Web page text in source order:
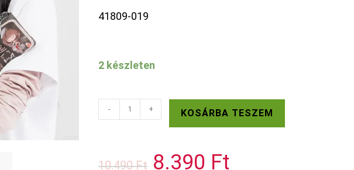
41809-019
2 készleten
Mademoiselle
mennyiség
- + KOSÁRBA TESZEM
10.490Ft
Original
price
8.390 Ft